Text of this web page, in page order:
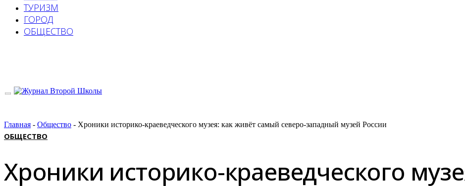
ТУРИЗМ
ГОРОД
ОБЩЕСТВО
Главная - Общество - Хроники историко-краеведческого музея: как живёт самый северо-западный музей России
ОБЩЕСТВО
Хроники историко-краеведческого